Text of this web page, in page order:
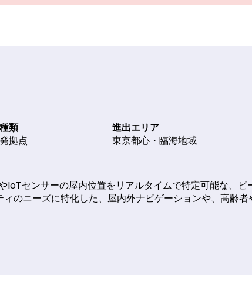
の種類
開発拠点
進出エリア
東京都心・臨海地域
センサーの屋内位置をリアルタイムで特定可能な、
のニーズに特化した、屋内外ナビゲーションや、高齢